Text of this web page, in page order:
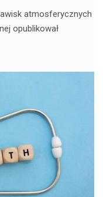
atmosferycznych
opublikował